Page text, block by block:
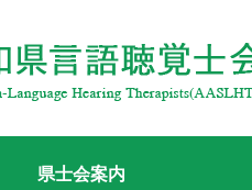
県士会案内